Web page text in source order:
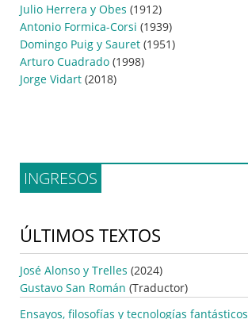
Julio Herrera y Obes (1912)
Antonio Formica-Corsi (1939)
Domingo Puig y Sauret (1951)
Arturo Cuadrado (1998)
Jorge Vidart (2018)
INGRESOS
ÚLTIMOS TEXTOS
José Alonso y Trelles (2024)
Gustavo San Román (Traductor)
Ensayos, filosofías y tecnologías fantásticos